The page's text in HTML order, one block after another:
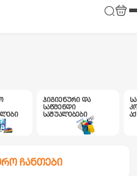
ჰიგიენური და
საწმენდი
საშუალებები
ჩანთები